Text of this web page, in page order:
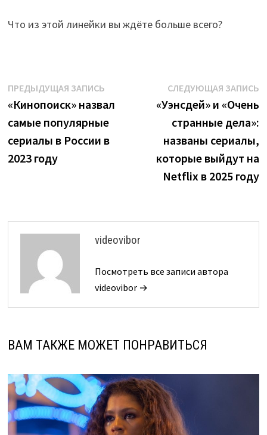
Что из этой линейки вы ждёте больше всего?
Навигация
по
записям
ПРЕДЫДУЩАЯ ЗАПИСЬПредыдущая
запись:
«Кинопоиск» назвал
самые популярные
сериалы в России в
2023 году
СЛЕДУЮЩАЯ ЗАПИСЬ
«Уэнсдей» и «Очень
странные дела»:
названы сериалы,
которые выйдут на
Netflix в 2025 году
videovibor
Посмотреть все записи автора
videovibor →
ВАМ ТАКЖЕ МОЖЕТ ПОНРАВИТЬСЯ